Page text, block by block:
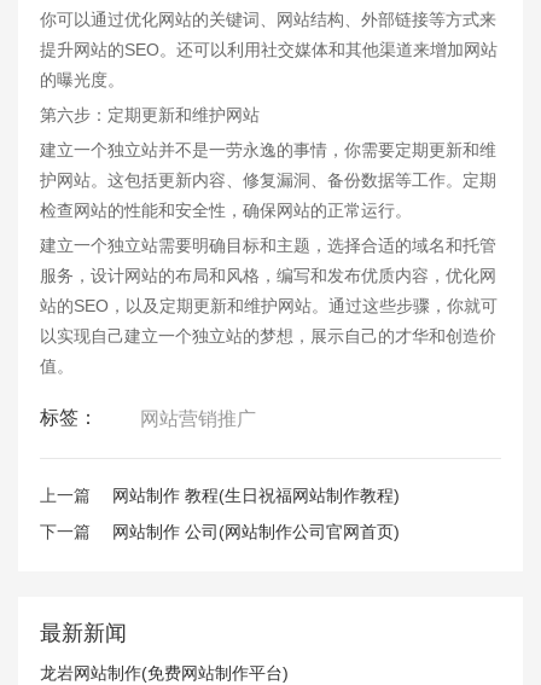
你可以通过优化网站的关键词、网站结构、外部链接等方式来
提升网站的SEO。还可以利用社交媒体和其他渠道来增加网站
的曝光度。
第六步：定期更新和维护网站
建立一个独立站并不是一劳永逸的事情，你需要定期更新和维
护网站。这包括更新内容、修复漏洞、备份数据等工作。定期
检查网站的性能和安全性，确保网站的正常运行。
建立一个独立站需要明确目标和主题，选择合适的域名和托管
服务，设计网站的布局和风格，编写和发布优质内容，优化网
站的SEO，以及定期更新和维护网站。通过这些步骤，你就可
以实现自己建立一个独立站的梦想，展示自己的才华和创造价
值。
标签： 网站营销推广
上一篇
网站制作 教程(生日祝福网站制作教程)
下一篇
网站制作 公司(网站制作公司官网首页)
最新新闻
龙岩网站制作(免费网站制作平台)